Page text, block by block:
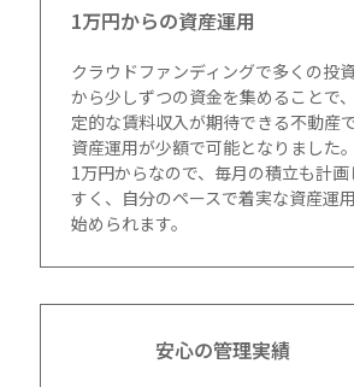
1万円からの資産運用
クラウドファンディングで多くの投
から少しずつの資金を集めることで
定的な賃料収入が期待できる不動産
資産運用が少額で可能となりました。
1万円からなので、毎月の積立も計画
すく、自分のペースで着実な資産運
始められます。
安心の管理実績